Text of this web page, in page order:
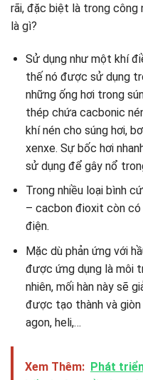
rãi, đặc biệt là trong công
là gì?
Sử dụng như một khí
thế nó được sử dụng
những ống hơi trong
thép chứa cacbonic
khí nén cho súng hơi,
xenxe. Sự bốc hơi
sử dụng để gây nổ
Trong nhiều loại bình
– cacbon đioxit còn có
điện.
Mặc dù phản ứng với
được ứng dụng là môi
nhiên, mối hàn này sẽ
được tạo thành và
agon, heli,…
Xem Thêm: Phát